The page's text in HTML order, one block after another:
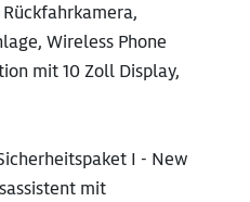
Wireless Phone
mit 10 Zoll Display,
I - New
mit